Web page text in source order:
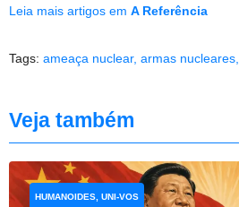
Leia mais artigos em A Referência
Tags: ameaça nuclear, armas nucleares,
Veja também
HUMANOIDES, UNI-VOS